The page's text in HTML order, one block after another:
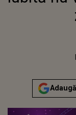
luni, 15 decembrie